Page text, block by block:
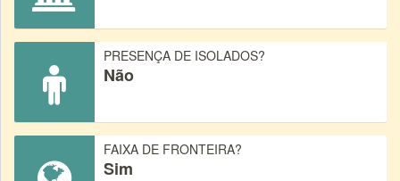
PRESENÇA DE ISOLADOS?
Não
FAIXA DE FRONTEIRA?
Sim